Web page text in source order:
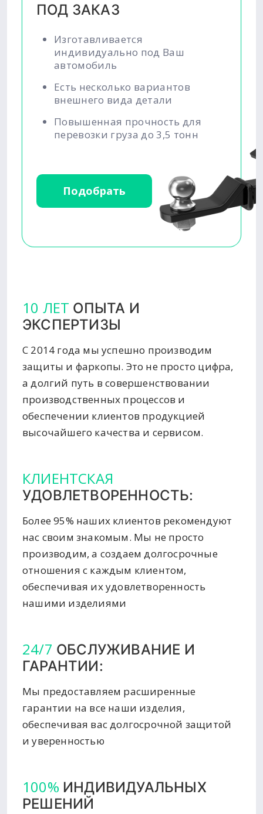
ПОД ЗАКАЗ
Изготавливается
индивидуально под Ваш
автомобиль
Есть несколько вариантов
внешнего вида детали
Повышенная прочность для
перевозки груза до 3,5 тонн
Подобрать
10 ЛЕТ ОПЫТА И
ЭКСПЕРТИЗЫ
С 2014 года мы успешно производим
защиты и фаркопы. Это не просто цифра,
а долгий путь в совершенствовании
производственных процессов и
обеспечении клиентов продукцией
высочайшего качества и сервисом.
КЛИЕНТСКАЯ
УДОВЛЕТВОРЕННОСТЬ:
Более 95% наших клиентов рекомендуют
нас своим знакомым. Мы не просто
производим, а создаем долгосрочные
отношения с каждым клиентом,
обеспечивая их удовлетворенность
нашими изделиями
24/7 ОБСЛУЖИВАНИЕ И
ГАРАНТИИ:
Мы предоставляем расширенные
гарантии на все наши изделия,
обеспечивая вас долгосрочной защитой
и уверенностью
100% ИНДИВИДУАЛЬНЫХ
РЕШЕНИЙ